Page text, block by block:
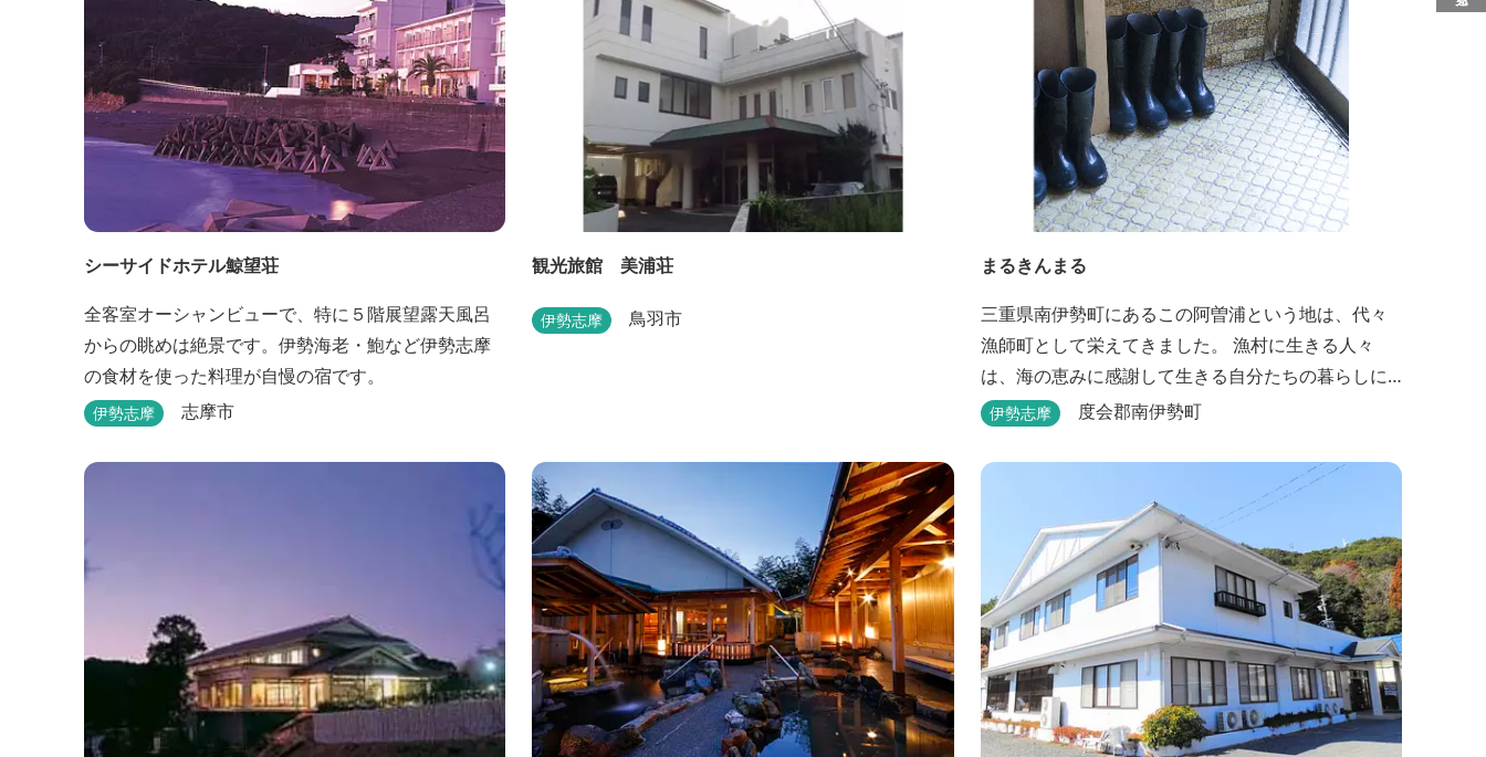
す(１棟につき１時間)
シーサイドホテル鯨望荘
全客室オーシャンビューで、特に５階展望露天風呂
からの眺めは絶景です。伊勢海老・鮑など伊勢志摩
の食材を使った料理が自慢の宿です。
伊勢志摩 志摩市
観光旅館 美浦荘
伊勢志摩 鳥羽市
まるきんまる
三重県南伊勢町にあるこの阿曽浦という地は、代々
漁師町として栄えてきました。 漁村に生きる人々
は、海の恵みに感謝して生きる自分たちの暮らしに
誇りをもっています。 海の上で働く漁師として、自
にゲストハウスを始めました。 当ゲストハウスは一
棟貸しです。 二階建ての一軒家とウッドデッキ、 屋
外リビングでゆったり過ごしていただけます。
伊勢志摩 度会郡南伊勢町